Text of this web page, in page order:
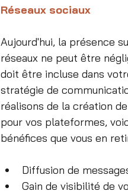
Réseaux sociaux
Aujourd'hui, la présence
réseaux ne peut être
doit être incluse dans
stratégie de
réalisons de la création
pour vos plateformes,
bénéfices que vous en
Diffusion de
Gain de visibilité de